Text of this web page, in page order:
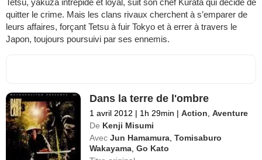
Tetsu, yakuza intrépide et loyal, suit son chef Kurata qui décide de
quitter le crime. Mais les clans rivaux cherchent à s’emparer de
leurs affaires, forçant Tetsu à fuir Tokyo et à errer à travers le
Japon, toujours poursuivi par ses ennemis.
Dans la terre de l'ombre
1 avril 2012 | 1h 29min | Action,Aventure
De Kenji Misumi
Avec Jun Hamamura,Tomisaburo
Wakayama,Go Kato